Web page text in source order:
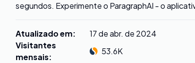
segundos. Experimente o ParagraphAI - o
Atualizado em:
17 de abr. de 2024
Visitantes
mensais:
53.6K